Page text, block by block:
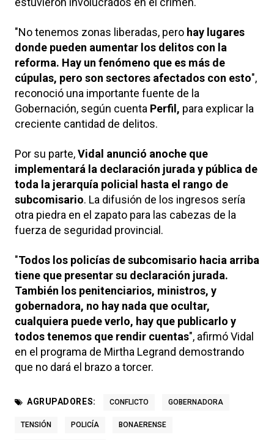
"No tenemos zonas liberadas, pero hay lugares
donde pueden aumentar los delitos con la
reforma. Hay un fenómeno que es más de
cúpulas, pero son sectores afectados con esto",
reconoció una importante fuente de la
Gobernación, según cuenta Perfil, para explicar la
creciente cantidad de delitos.
Por su parte,Vidal anunció anoche que
implementará la declaración jurada y pública de
toda la jerarquía policial hasta el rango de
subcomisario. La difusión de los ingresos sería
otra piedra en el zapato para las cabezas de la
fuerza de seguridad provincial.
"Todos los policías de subcomisario hacia arriba
tiene que presentar su declaración jurada.
También los penitenciarios, ministros, y
gobernadora, no hay nada que ocultar,
cualquiera puede verlo, hay que publicarlo y
todos tenemos que rendir cuentas", afirmó Vidal
en el programa de Mirtha Legrand demostrando
que no dará el brazo a torcer.
AGRUPADORES: CONFLICTO GOBERNADORA
TENSIÓN POLICÍA BONAERENSE